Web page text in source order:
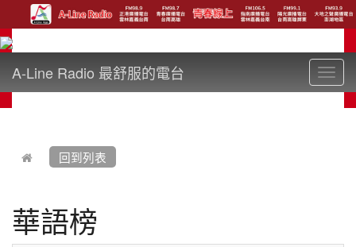
A-Line Radio 最舒服的電台
回到列表
華語榜